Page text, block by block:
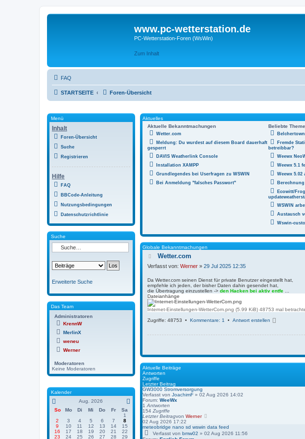
www.pc-wetterstation.de
PC-Wetterstation-Foren (WsWin)
Zum Inhalt
FAQ
STARTSEITE Foren-Übersicht
Aktuelles
Aktuelle Bekanntmachungen
Beliebte
Wetter.com
Meldung: Du wurdest auf diesem Board dauerhaft
gesperrt
DAVIS Weatherlink Console
Installation XAMPP
Grundlegendes bei Userfragen zu WSWIN
Bei Anmeldung "falsches Passwort"
Fremde
betreibbar?
Weewx
Weewx 5.1
Weewx 5.02
Ecowitt/
WSWIN
Austausch
Wswin-
Globale Bekanntmachungen
Wetter.com
Verfasst von: Werner » 29 Jul 2025 12:35
Da Wetter.com seinen Dienst für private Benutzer eingestellt hat,
empfehle ich jeden, der bisher Daten dahin gesendet hat,
die Übertragung einzustellen -> den Hacken bei aktiv entfe
Dateianhänge
Internet-Einstellungen-WetterCom.png (5.99 KiB) 48753 mal
Zugriffe: 48753 • Kommentare: 1 • Antwort erstellen
h
n
Aktuelle Beiträge
Antworten
Zugriffe
Letzter Beitrag
GW3000 Stromversorgung
Verfasst von JoachimF » 02 Aug 2026 14:02
Forum: WeeWx
1 Antworten
154 Zugriffe
Letzter Beitragvon Werner
u
e
02 Aug 2026 17:22
meteobridge nano sd wswin data feed
Verfasst von bmw02 » 02 Aug 2026 11:56
Menü
Inhalt
Foren-Übersicht
Suche
Registrieren
Hilfe
FAQ
BBCode-Anleitung
Nutzungsbedingungen
Datenschutzrichtlinie
Suche
Erweiterte Suche
Das Team
Administratoren
KrennW
MerlinX
weneu
Werner
Moderatoren
Keine Moderatoren
Kalender
Aug. 2026
So
Mo Di Mi Do Fr
Sa
1
2
3 4 5 6 7
8
9
10 11 12 13 14
15
16
17 18 19 20 21
22
23
24 25 26 27 28
29